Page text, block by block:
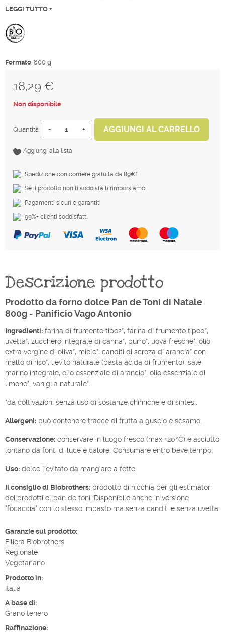
canditi e la vaniglia. Disponibile in anche in formato 600g
due settimane prima del Natale.
LEGGI TUTTO +
Formato: 800 g
18,29 €
Tasse incluse
Non disponibile
Quantità - + AGGIUNGI AL CARRELLO
Aggiungi alla lista
Spedizione con corriere gratuita da 89€*
Se il prodotto non ti soddisfa ti rimborsiamo
Pagamenti sicuri e garantiti
99%+ clienti soddisfatti
Descrizione prodotto
Prodotto da forno dolce Pan de Toni di Natale
800g - Panificio Vago Antonio
Ingredienti: farina di frumento tipo2*, farina di frumento tipo0*,
uvetta*, zucchero integrale di canna*, burro*, uova fresche*, olio
extra vergine di oliva*, miele*, canditi di scroza di arancia* con
malto di riso*, lievito naturale (pasta acida di frumento), sale
marino integrale, olio essenziale di arancio*, olio essenziale di
limone*, vaniglia naturale*.
*da coltivazioni senza uso di sostanze chimiche e di sintesi.
Allergeni: può contenere tracce di frutta a guscio e sesamo.
Conservazione: conservare in luogo fresco (max +20°C) e asciutto
lontano da fonti di luce e calore. Consumare entro beve tempo.
Uso: dolce lievitato da mangiare a fette.
Il consiglio di Biobrothers: prodotto di nicchia per gli estimatori
dei prodotti el pan de toni. Disponibile anche in versione
"focaccia" con lo stesso impasto ma senza canditi e senza uvetta
Garanzie sul prodotto:
Filiera Biobrothers
Regionale
Vegetariano
Prodotto in:
Italia
A base di:
Grano tenero
Raffinazione: